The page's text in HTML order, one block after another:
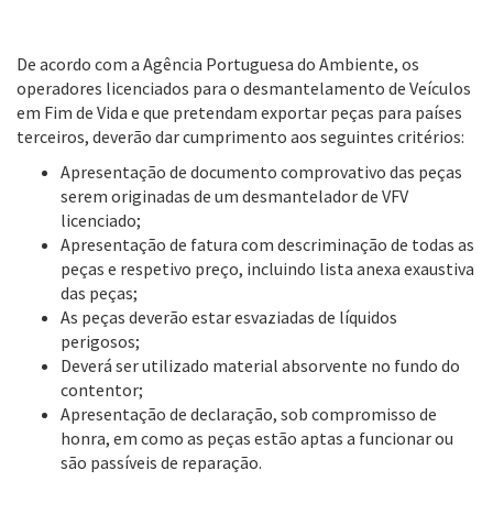
De acordo com a Agência Portuguesa do Ambiente, os
operadores licenciados para o desmantelamento de Veículos
em Fim de Vida e que pretendam exportar peças para países
terceiros, deverão dar cumprimento aos seguintes critérios:
Apresentação de documento comprovativo das peças
serem originadas de um desmantelador de VFV
licenciado;
Apresentação de fatura com descriminação de todas as
peças e respetivo preço, incluindo lista anexa exaustiva
das peças;
As peças deverão estar esvaziadas de líquidos
perigosos;
Deverá ser utilizado material absorvente no fundo do
contentor;
Apresentação de declaração, sob compromisso de
honra, em como as peças estão aptas a funcionar ou
são passíveis de reparação.